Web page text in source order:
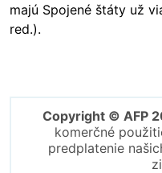
majú Spojené štáty už
red.).
Copyright © AFP
komerčné
predplatenie